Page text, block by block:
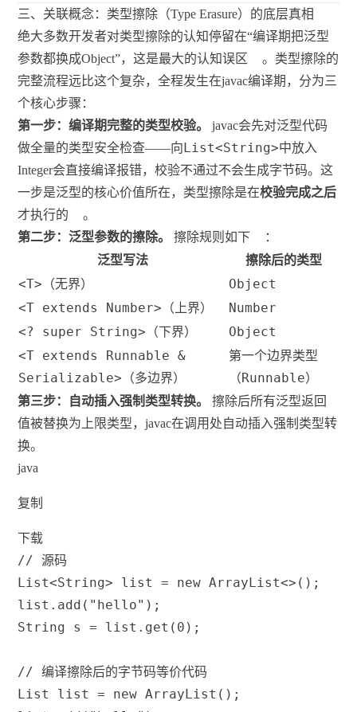
三、关联概念：类型擦除（Type Erasure）的底层真相
绝大多数开发者对类型擦除的认知停留在“编译期把泛型
参数都换成Object”，这是最大的认知误区
。类型擦除的
完整流程远比这个复杂，全程发生在javac编译期，分为三
个核心步骤：
第一步：编译期完整的类型校验。
javac会先对泛型代码
做全量的类型安全检查——向List<String>中放入
Integer会直接编译报错，校验不通过不会生成字节码。这
一步是泛型的核心价值所在，类型擦除是在校验完成之后
才执行的
。
第二步：泛型参数的擦除。
擦除规则如下
：
泛型写法
擦除后的类型
<T> （无界）
Object
<T extends Number> （上界）
Number
<? super String> （下界）
Object
<T extends Runnable &
Serializable> （多边界）
第一个边界类型
（Runnable）
第三步：自动插入强制类型转换。
擦除后所有泛型返回
值被替换为上限类型，javac在调用处自动插入强制类型转
换。
java
复制
下载
// 源码
List<String> list = new ArrayList<> ( ) ;
list . add ( "hello" ) ;
String s = list . get ( 0 ) ;
// 编译擦除后的字节码等价代码
List
list = new ArrayList ( ) ;